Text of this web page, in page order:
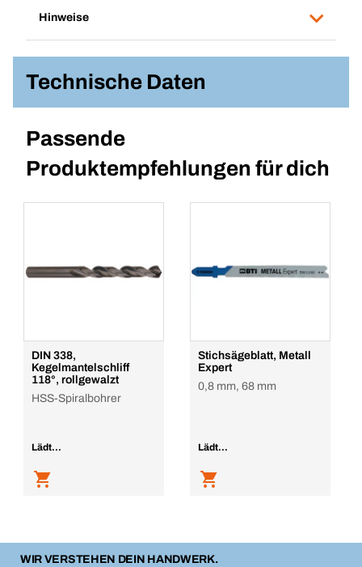
Hinweise
Technische Daten
Passende
Produktempfehlungen für dich
DIN 338,
Kegelmantelschliff
118°, rollgewalzt
HSS-Spiralbohrer
Lädt...
Stichsägeblatt, Metall
Expert
0,8 mm, 68 mm
Lädt...
WIR VERSTEHEN DEIN HANDWERK.